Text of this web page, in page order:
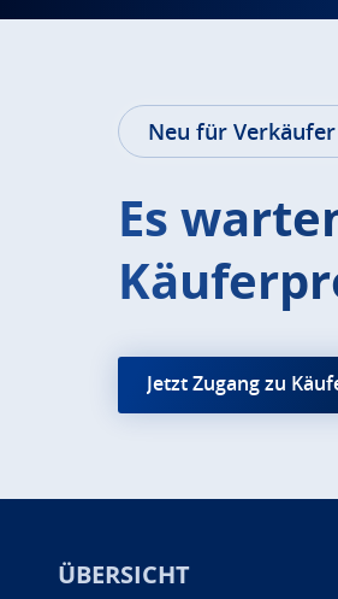
Neu für Verkäufer
Es
Jetzt Zugang zu
ÜBERSICHT